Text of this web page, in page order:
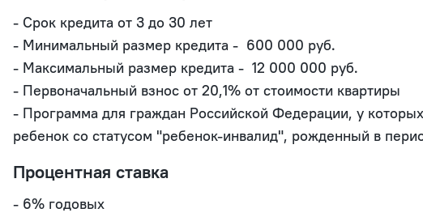
- Срок кредита от 3 до 30 лет
- Минимальный размер кредита -  600 000 руб.
- Максимальный размер кредита -  12 000 000 руб.
- Первоначальный взнос от 20,1% от стоимости квартиры
- Программа для граждан Российской Федерации, у
ребенок со статусом "ребенок-инвалид", рожденный в
Процентная ставка
- 6% годовых